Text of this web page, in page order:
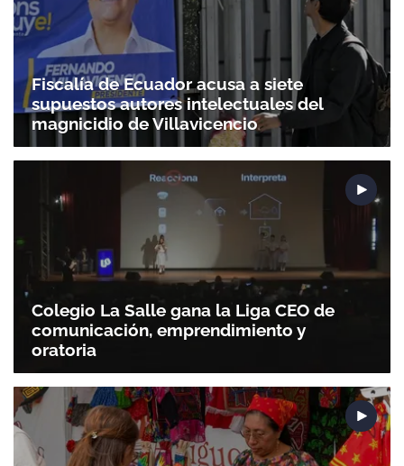
Fiscalía de Ecuador acusa a siete
supuestos autores intelectuales del
magnicidio de Villavicencio
Colegio La Salle gana la Liga CEO de
comunicación, emprendimiento y
oratoria